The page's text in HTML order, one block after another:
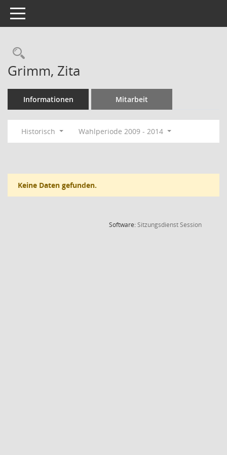
Toggle navigation
Rechercheauswahl
Grimm, Zita
Informationen Mitarbeit
Historisch Wahlperiode 2009 - 2014
Keine Daten gefunden.
Software:SitzungsdienstSession(Wird in